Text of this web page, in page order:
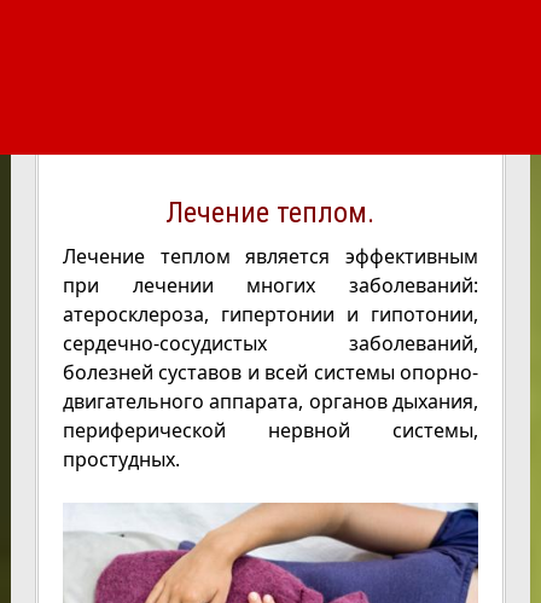
Лечение теплом.
Лечение теплом является эффективным
при лечении многих заболеваний:
атеросклероза, гипертонии и гипотонии,
сердечно-сосудистых заболеваний,
болезней суставов и всей системы опорно-
двигательного аппарата, органов дыхания,
периферической нервной системы,
простудных.